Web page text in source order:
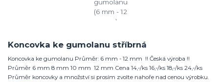
Koncovka ke gumolanu stříbrná
Koncovka ke gumolanu Průměr: 6 mm - 12 mm !! Česká výroba !!
Průměr 6 mm 8 mm 10 mm 12 mm Cena 14,-/ks 16,-/ks 18,-/ks 24,-/ks
Průměr koncovky a množství si prosím zvolte nahoře nad cenou výrobku.